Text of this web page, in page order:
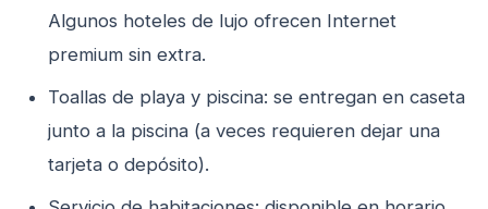
Algunos hoteles de lujo ofrecen Internet
premium sin extra.
Toallas de playa y piscina: se entregan en caseta
junto a la piscina (a veces requieren dejar una
tarjeta o depósito).